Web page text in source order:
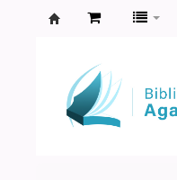
Agamenon
Magalhães